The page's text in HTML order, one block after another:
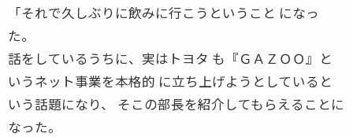
「それで久しぶりに飲みに行こうということ になっ
た。
話をしているうちに、実はトヨタ も『ＧＡＺＯＯ』と
いうネット事業を本格的 に立ち上げようとしていると
いう話題になり、 そこの部長を紹介してもらえることに
なった。